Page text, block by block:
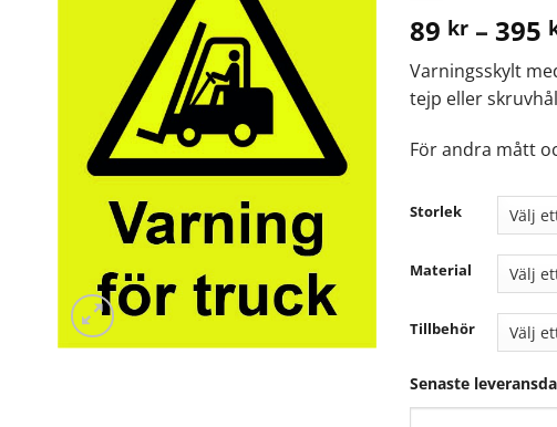
89 kr – 395
Varningsskylt
tejp eller
För andra mått
Storlek
Material
Tillbehör
Senaste